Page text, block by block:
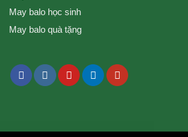
May balo học sinh
May balo quà tặng